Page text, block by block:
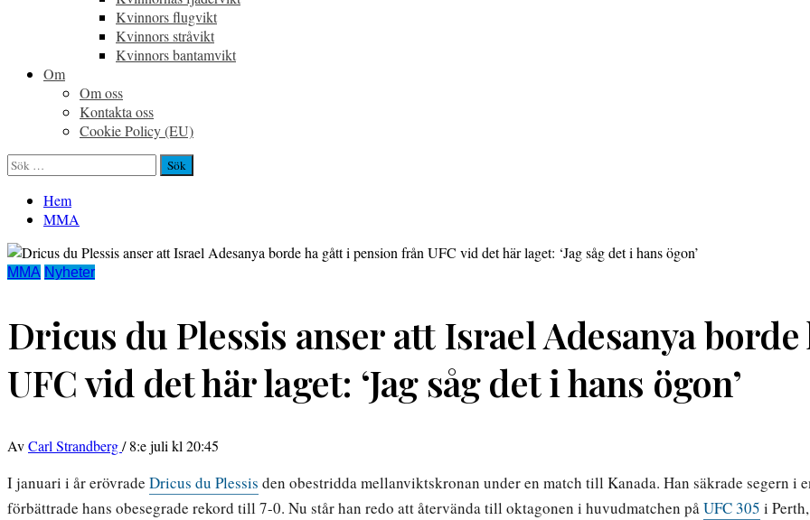
Kvinnors flugvikt
Kvinnors stråvikt
Kvinnors bantamvikt
Om
Om oss
Kontakta oss
Cookie Policy (EU)
Sök
efter:
Hem
MMA
MMA Nyheter
Dricus du Plessis anser att Israel Adesanya
UFC vid det här laget: ‘Jag såg det i hans ögon’
AvCarl Strandberg/ 8:e juli kl 20:45
I januari i år erövrade Dricus du Plessis den obestridda mellanviktskronan under en match till Kanada. Han säkrade segern i
förbättrade hans obesegrade rekord till 7-0. Nu står han redo att återvända till oktagonen i huvudmatchen påUFC 305 i